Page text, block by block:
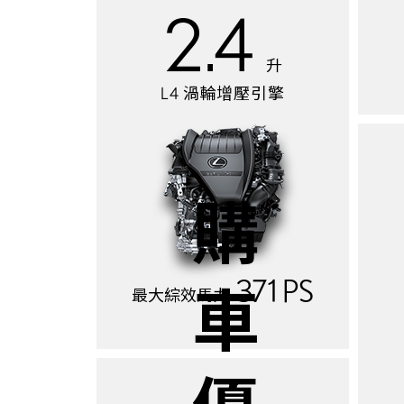
2.4
升
L4 渦輪增壓引擎
最大綜效馬力371 PS